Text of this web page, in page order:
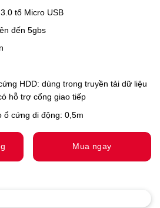
tổ Micro USB
đến 5gbs
HDD: dùng trong truyền tải dữ liệu
hỗ trợ cổng giao tiếp
ổ cứng di động: 0,5m
Mua ngay